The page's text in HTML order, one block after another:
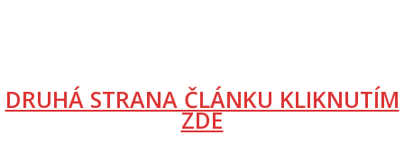
DRUHÁ STRANA ČLÁNKU KLIKNUTÍM
ZDE